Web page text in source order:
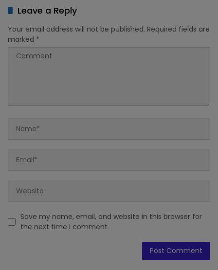
Leave a Reply
Your email address will not be published. Required fields are
marked *
Save my name, email, and website in this browser for
the next time I comment.